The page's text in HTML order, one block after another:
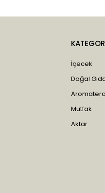
İçecek
Doğal
Mutfak
Aktar